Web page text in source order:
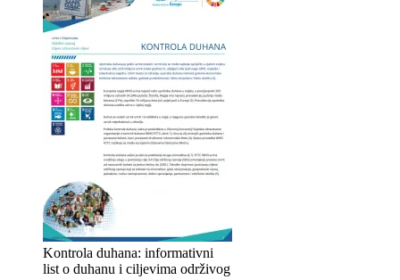
Kontrola duhana: informativni
list o duhanu i ciljevima održivog